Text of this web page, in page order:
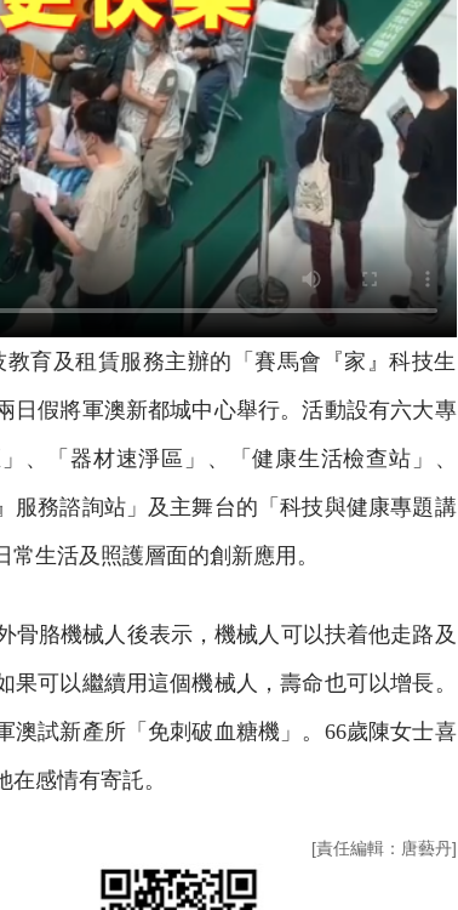
育及租賃服務主辦的「賽馬會『家』科技生
日假將軍澳新都城中心舉行。活動設有六大專
、「器材速淨區」、「健康生活檢查站」、
服務諮詢站」及主舞台的「科技與健康專題講
生活及照護層面的創新應用。
骨胳機械人後表示，機械人可以扶着他走路及
果可以繼續用這個機械人，壽命也可以增長。
澳試新產所「免刺破血糖機」。66歲陳女士喜
感情有寄託。
[責任編輯：唐藝丹]